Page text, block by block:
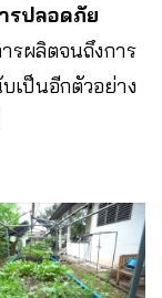
รปลอดภัย
รผลิตจนถึงการ
เป็นอีกตัวอย่าง